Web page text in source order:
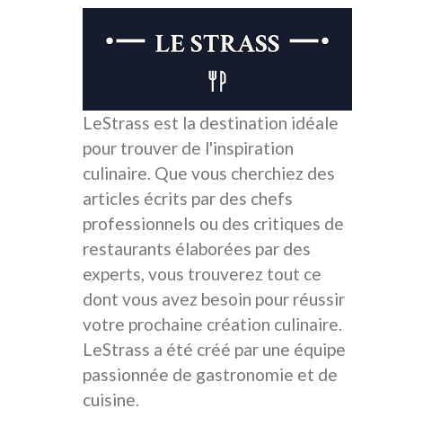
LeStrass est la destination idéale
pour trouver de l'inspiration
culinaire. Que vous cherchiez des
articles écrits par des chefs
professionnels ou des critiques de
restaurants élaborées par des
experts, vous trouverez tout ce
dont vous avez besoin pour réussir
votre prochaine création culinaire.
LeStrass a été créé par une équipe
passionnée de gastronomie et de
cuisine.